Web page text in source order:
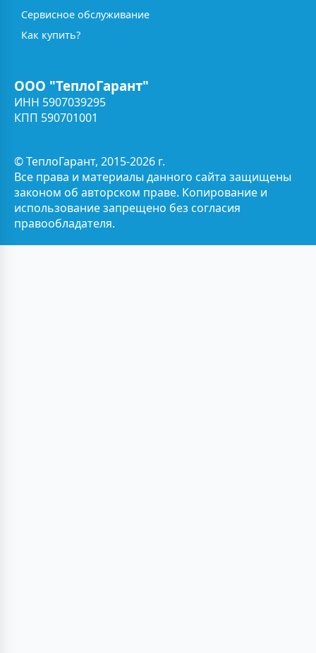
Сервисное обслуживание
Как купить?
ООО "ТеплоГарант"
ИНН 5907039295
КПП 590701001
© ТеплоГарант, 2015-2026 г.
Все права и материалы данного сайта защищены
законом об авторском праве. Копирование и
использование запрещено без согласия
правообладателя.